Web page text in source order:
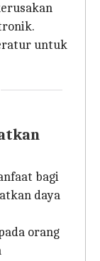
untuk
bagi
daya
orang